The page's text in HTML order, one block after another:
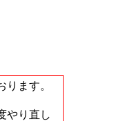
ます。
やり直し